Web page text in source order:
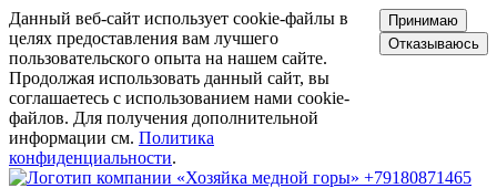
Данный веб-сайт использует cookie-файлы в
целях предоставления вам лучшего
пользовательского опыта на нашем сайте.
Продолжая использовать данный сайт, вы
соглашаетесь с использованием нами cookie-
файлов. Для получения дополнительной
информации см. Политика
конфиденциальности.
Принимаю
Отказываюсь
+79180871465